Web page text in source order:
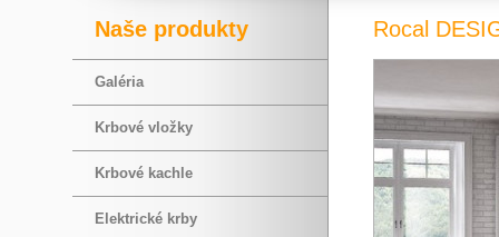
Naše produkty
Galéria
Krbové vložky
Krbové kachle
Elektrické krby
Rocal